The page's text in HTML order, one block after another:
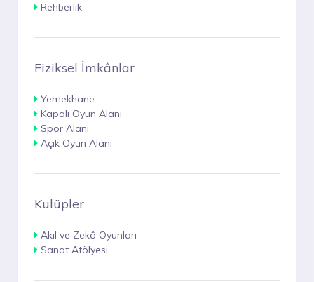
Rehberlik
Fiziksel İmkânlar
Yemekhane
Kapalı Oyun Alanı
Spor Alanı
Açık Oyun Alanı
Kulüpler
Akıl ve Zekâ Oyunları
Sanat Atölyesi